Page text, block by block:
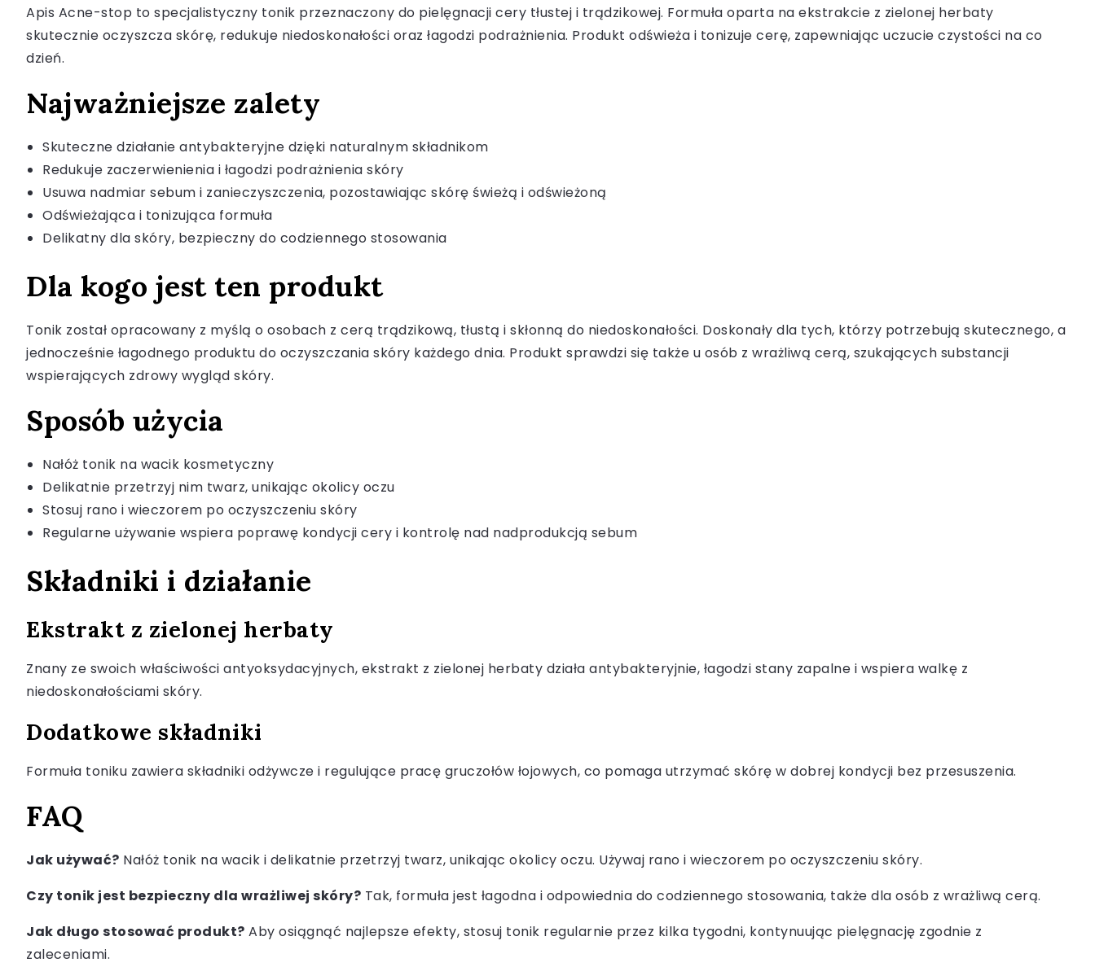
Apis Acne-stop to specjalistyczny tonik przeznaczony do pielęgnacji cery tłustej i trądzikowej. Formuła oparta na ekstrakcie z zielonej herbaty
skutecznie oczyszcza skórę, redukuje niedoskonałości oraz łagodzi podrażnienia. Produkt odświeża i tonizuje cerę, zapewniając uczucie czystości na co
dzień.
Najważniejsze zalety
Skuteczne działanie antybakteryjne dzięki naturalnym składnikom
Redukuje zaczerwienienia i łagodzi podrażnienia skóry
Usuwa nadmiar sebum i zanieczyszczenia, pozostawiając skórę świeżą i odświeżoną
Odświeżająca i tonizująca formuła
Delikatny dla skóry, bezpieczny do codziennego stosowania
Dla kogo jest ten produkt
Tonik został opracowany z myślą o osobach z cerą trądzikową, tłustą i skłonną do niedoskonałości. Doskonały dla tych, którzy potrzebują skutecznego, a
jednocześnie łagodnego produktu do oczyszczania skóry każdego dnia. Produkt sprawdzi się także u osób z wrażliwą cerą, szukających substancji
wspierających zdrowy wygląd skóry.
Sposób użycia
Nałóż tonik na wacik kosmetyczny
Delikatnie przetrzyj nim twarz, unikając okolicy oczu
Stosuj rano i wieczorem po oczyszczeniu skóry
Regularne używanie wspiera poprawę kondycji cery i kontrolę nad nadprodukcją sebum
Składniki i działanie
Ekstrakt z zielonej herbaty
Znany ze swoich właściwości antyoksydacyjnych, ekstrakt z zielonej herbaty działa antybakteryjnie, łagodzi stany zapalne i wspiera walkę z
niedoskonałościami skóry.
Dodatkowe składniki
Formuła toniku zawiera składniki odżywcze i regulujące pracę gruczołów łojowych, co pomaga utrzymać skórę w dobrej kondycji bez przesuszenia.
FAQ
Jak używać? Nałóż tonik na wacik i delikatnie przetrzyj twarz, unikając okolicy oczu. Używaj rano i wieczorem po oczyszczeniu skóry.
Czy tonik jest bezpieczny dla wrażliwej skóry? Tak, formuła jest łagodna i odpowiednia do codziennego stosowania, także dla osób z wrażliwą cerą.
Jak długo stosować produkt? Aby osiągnąć najlepsze efekty, stosuj tonik regularnie przez kilka tygodni, kontynuując pielęgnację zgodnie z
zaleceniami.